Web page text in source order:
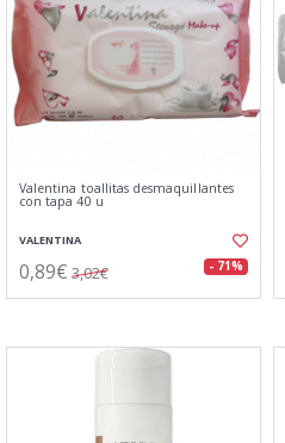
Valentina toallitas desmaquillantes
con tapa 40 u
VALENTINA
0,89€ 3,02€ - 71%